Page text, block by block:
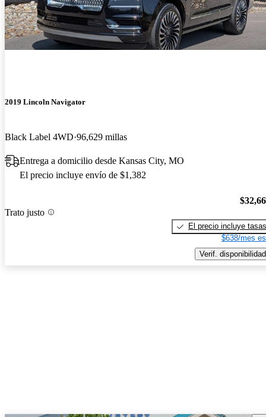
2019 Lincoln Navigator
Black Label 4WD 96,629 millas
Entrega a domicilio desde Kansas City, MO
El precio incluye envío de $1,382
Trato justo
El precio incluye tasas
$638/mes
Verif. disponibilidad